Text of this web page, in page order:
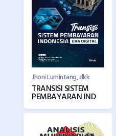
Jhoni Lumintang, dkk
TRANSISI SISTEM
PEMBAYARAN IND